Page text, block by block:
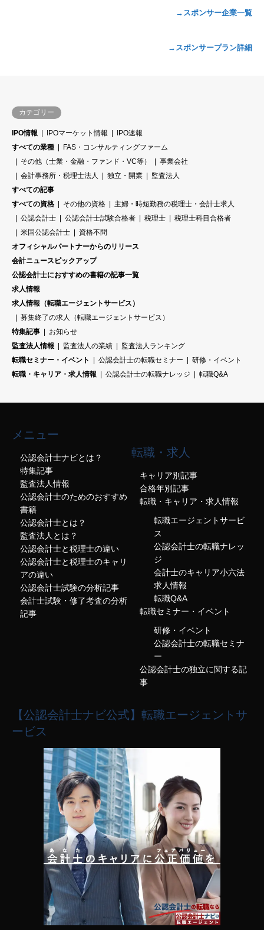
→スポンサー企業一覧
→スポンサープラン詳細
カテゴリー
IPO情報 IPOマーケット情報
IPO速報
すべての業種
FAS・コンサルティングファーム
その他（士業・金融・ファンド・VC等）
事業会社
会計事務所・税理士法人
独立・開業
監査法人
すべての記事
すべての資格
その他の資格
主婦・時短勤務の税理士・会計士求人
公認会計士
公認会計士試験合格者 税理士
税理士科目合格者
米国公認会計士
資格不問
オフィシャルパートナーからのリリース
会計ニュースピックアップ
公認会計士におすすめの書籍の記事一覧
求人情報
求人情報（転職エージェントサービス）
募集終了の求人（転職エージェントサービス）
特集記事
お知らせ
監査法人情報
監査法人の業績
監査法人ランキング
転職セミナー・イベント
公認会計士の転職セミナー
研修・イベント
転職・キャリア・求人情報
公認会計士の転職ナレッジ 転職Q&A
メニュー
公認会計士ナビとは？
特集記事
監査法人情報
公認会計士のためのおすすめ
書籍
公認会計士とは？
監査法人とは？
公認会計士と税理士の違い
公認会計士と税理士のキャリ
アの違い
公認会計士試験の分析記事
会計士試験・修了考査の分析
記事
転職・求人
キャリア別記事
合格年別記事
転職・キャリア・求人情報
転職エージェントサービ
ス
公認会計士の転職ナレッ
ジ
会計士のキャリア小六法
求人情報
転職Q&A
転職セミナー・イベント
研修・イベント
公認会計士の転職セミナ
ー
公認会計士の独立に関する記
事
【公認会計士ナビ公式】転職エージェントサ
ービス